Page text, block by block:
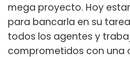
mega proyecto. Hoy
para bancarla en su
todos los agentes y
comprometidos con una